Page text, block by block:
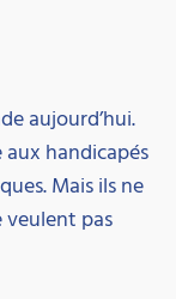
aujourd’hui.
aux handicapés
Mais ils ne
veulent pas